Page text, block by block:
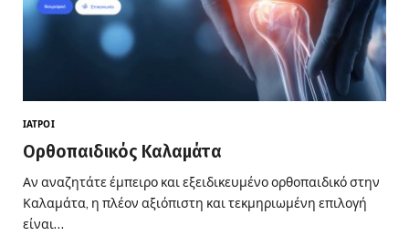
ΙΑΤΡΟΊ
Ορθοπαιδικός Καλαμάτα
Αν αναζητάτε έμπειρο και εξειδικευμένο ορθοπαιδικό στην
Καλαμάτα, η πλέον αξιόπιστη και τεκμηριωμένη επιλογή
είναι…